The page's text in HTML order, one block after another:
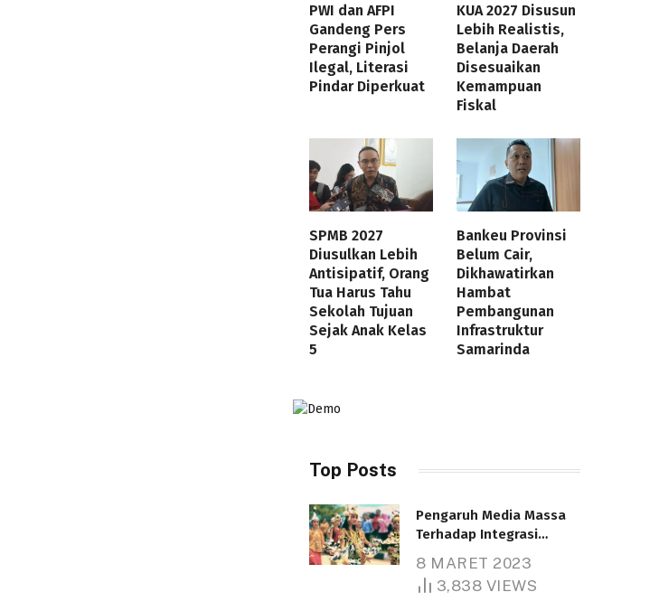
PWI dan AFPI
Gandeng Pers
Perangi Pinjol
Ilegal, Literasi
Pindar Diperkuat
KUA 2027 Disusun
Lebih Realistis,
Belanja Daerah
Disesuaikan
Kemampuan
Fiskal
SPMB 2027
Diusulkan Lebih
Antisipatif, Orang
Tua Harus Tahu
Sekolah Tujuan
Sejak Anak Kelas
5
Bankeu Provinsi
Belum Cair,
Dikhawatirkan
Hambat
Pembangunan
Infrastruktur
Samarinda
Top Posts
Pengaruh Media Massa
Terhadap Integrasi
8 MARET 2023
3,838 VIEWS